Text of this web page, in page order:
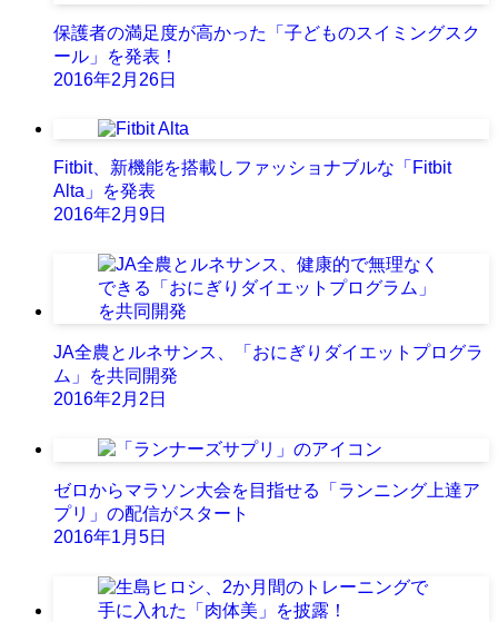
保護者の満足度が高かった「子どものスイミングスク
ール」を発表！
2016年2月26日
Fitbit、新機能を搭載しファッショナブルな「Fitbit
Alta」を発表
2016年2月9日
JA全農とルネサンス、「おにぎりダイエットプログラ
ム」を共同開発
2016年2月2日
ゼロからマラソン大会を目指せる「ランニング上達ア
プリ」の配信がスタート
2016年1月5日